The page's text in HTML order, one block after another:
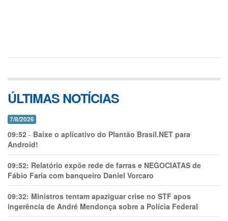
ÚLTIMAS NOTÍCIAS
7/8/2026
09:52 - Baixe o aplicativo do Plantão Brasil.NET para
Android!
09:52: Relatório expõe rede de farras e NEGOCIATAS de
Fábio Faria com banqueiro Daniel Vorcaro
09:32: Ministros tentam apaziguar crise no STF apos
ingerência de André Mendonça sobre a Polícia Federal